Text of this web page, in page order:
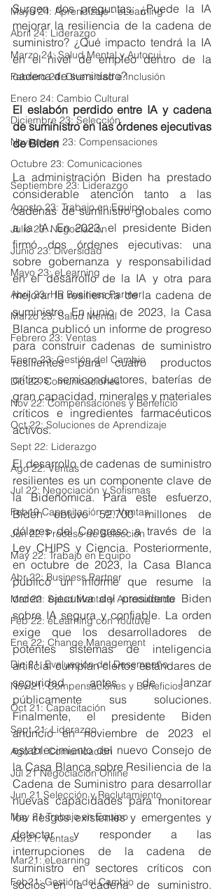
Mayo 24: Aprendizaje - eLearning
Abril 24: Liderazgo
Marzo 24: Salud Mental y Autocui
Febrero 24: Diversidad e Inclusión
Enero 24: Cambio Cultural
Diciembre 23: Selección
Noviembre 23: Compensaciones
Octubre 23: Comunicaciones
Septiembre 23: Liderazgo
Agosto 23: Trabajo en Equipo
Julio 23: Negociación
Junio 23: Diversidad
Mayo 23: eLearning
Abril 23: HR Business Partner
Marzo 23: Salud Mental
Febrero 23: Ventas
Enero 23: Gestión del Cambio
Dic 22: Comunicaciones
Nov 22: Compensaciones y Beneficio
Oct 22: Soluciones de Aprendizaje
Sept 22: Liderazgo
Ago 22: Ventas
Jul 22: Negociación y Sofismas
Feb19 Capacitación en Ventas
Jun 22: Proceso de Selección
May 22: Trabajo en Equipo
Abr 22: Business Partner
Mar 22: Salud Mental y Autocuidado
Feb 22: eLearning con Youtuve
Ene 22: Change Management
Dic 21: Evaluación del Desempeño
Nov 21: Compensaciones y Beneficios
Oct 21: Capacitación
Sept 21: Liderazgo
Ago 21: Comunicación
Jul 21 Negociación Online
Jun 21 Selección y Reclutamiento
May 21 Trabajo en Equipo
Abr21: Ventas
Mar21: eLearning
Feb21: Gestión del Cambio
Surgen dos preguntas: ¿Puede la IA
mejorar la resiliencia de la cadena de
suministro? ¿Qué impacto tendrá la IA
en el nivel de empleo dentro de la
cadena de suministro?
El eslabón perdido entre IA y cadena
de suministro en las órdenes ejecutivas
de Biden
La administración Biden ha prestado
considerable atención tanto a las
cadenas de suministro globales como
a la IA. En 2023, el presidente Biden
firmó dos órdenes ejecutivas: una
sobre gobernanza y responsabilidad
en el desarrollo de la IA y otra para
mejorar la resiliencia de la cadena de
suministro. En junio de 2023, la Casa
Blanca publicó un informe de progreso
para construir cadenas de suministro
resilientes para cuatro productos
críticos: semiconductores, baterías de
gran capacidad, minerales y materiales
críticos e ingredientes farmacéuticos
activos.
El desarrollo de cadenas de suministro
resilientes es un componente clave de
la Bidenómica. Para este esfuerzo,
Biden obtuvo 52.700 millones de
dólares del Congreso a través de la
Ley CHIPS y Ciencia. Posteriormente,
en octubre de 2023, la Casa Blanca
publicó un informe que resume la
orden ejecutiva del presidente Biden
sobre IA segura y confiable. La orden
exige que los desarrolladores de
potentes sistemas de inteligencia
artificial cumplan ciertos estándares de
seguridad antes de lanzar
públicamente sus soluciones.
Finalmente, el presidente Biden
anunció en noviembre de 2023 el
establecimiento del nuevo Consejo de
la Casa Blanca sobre Resiliencia de la
Cadena de Suministro para desarrollar
nuevas capacidades para monitorear
los riesgos existentes y emergentes y
detectar y responder a las
interrupciones de la cadena de
suministro en sectores críticos con
socios en la cadena de suministro.